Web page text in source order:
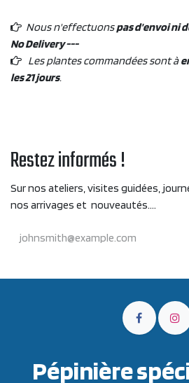
Nous n'effectuonspas d'envoi ni
No Delivery ---
Les plantes commandées sont à
les 21 jours.
Restez informés !
Sur nos ateliers, visites guidées,
nos arrivages et nouveautés....
Pépinière